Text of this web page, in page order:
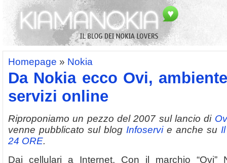
Homepage » Nokia
Da Nokia ecco Ovi,
servizi online
Riproponiamo un pezzo del 2007 sul lancio di
venne pubblicato sul blog Infoservie anche su
24 ORE.
Dai cellulari a Internet. Con il marchio “Ovi”